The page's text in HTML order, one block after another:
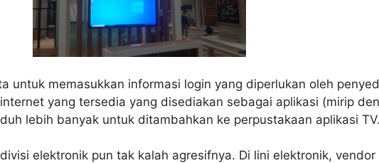
untuk memasukkan informasi login yang diperlukan oleh
yang tersedia yang disediakan sebagai aplikasi (mirip
lebih banyak untuk ditambahkan ke perpustakaan aplikasi TV.
elektronik pun tak kalah agresifnya. Di lini elektronik,